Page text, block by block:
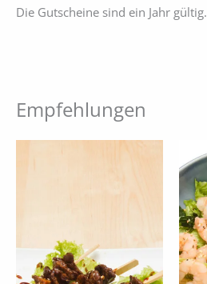
Die Gutscheine sind ein Jahr gültig.
Empfehlungen